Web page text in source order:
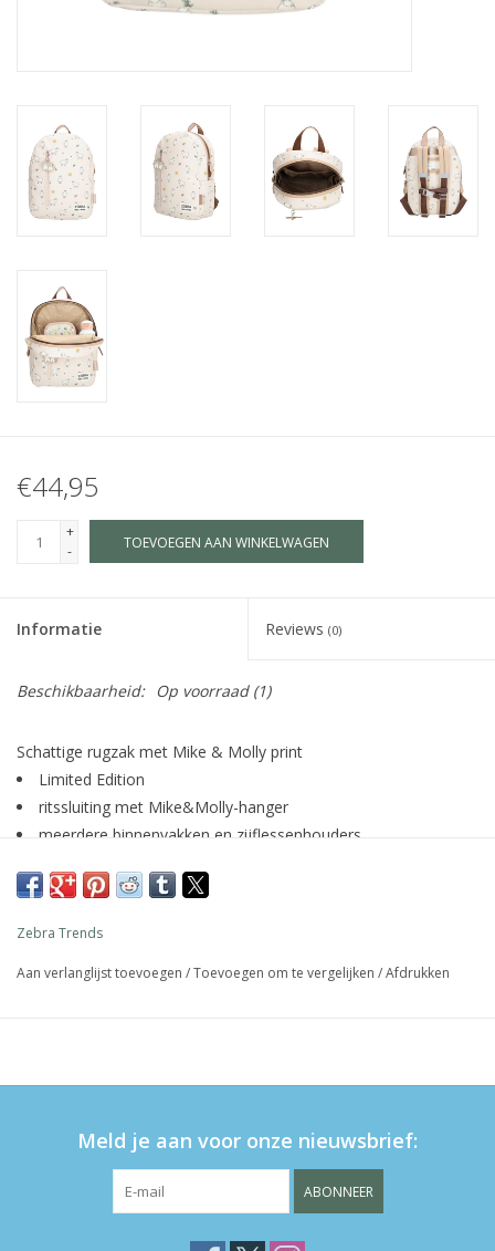
Merken
€44,95
+
-
TOEVOEGEN AAN WINKELWAGEN
Informatie Reviews (0)
Beschikbaarheid: Op voorraad(1)
Schattige rugzak met Mike & Molly print
Limited Edition
ritssluiting met Mike&Molly-hanger
meerdere binnenvakken en zijflessenhouders
verstelbare schouderbanden met klikgesp aan de voorkant
Zebra Trends
Aan verlanglijst toevoegen /Toevoegen om te vergelijken /Afdrukken
Meld je aan voor onze nieuwsbrief:
ABONNEER